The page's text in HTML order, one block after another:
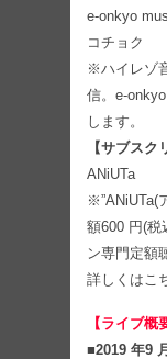
e-onkyo
コチョク
※ハイレゾ
信。e-
します。
【サブスク
ANiUTa
※”ANiUTa(
額600 円(税
ン専⾨定額
詳しくはこ
【ライブ概
■2019 年9